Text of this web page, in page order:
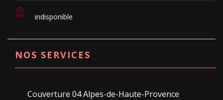
indisponible
NOS SERVICES
Couverture 04 Alpes-de-Haute-Provence